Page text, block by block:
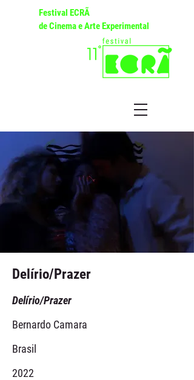
Festival ECRÃ
de Cinema e Arte Experimental
Delírio/Prazer
Delírio/Prazer
Bernardo Camara
Brasil
2022